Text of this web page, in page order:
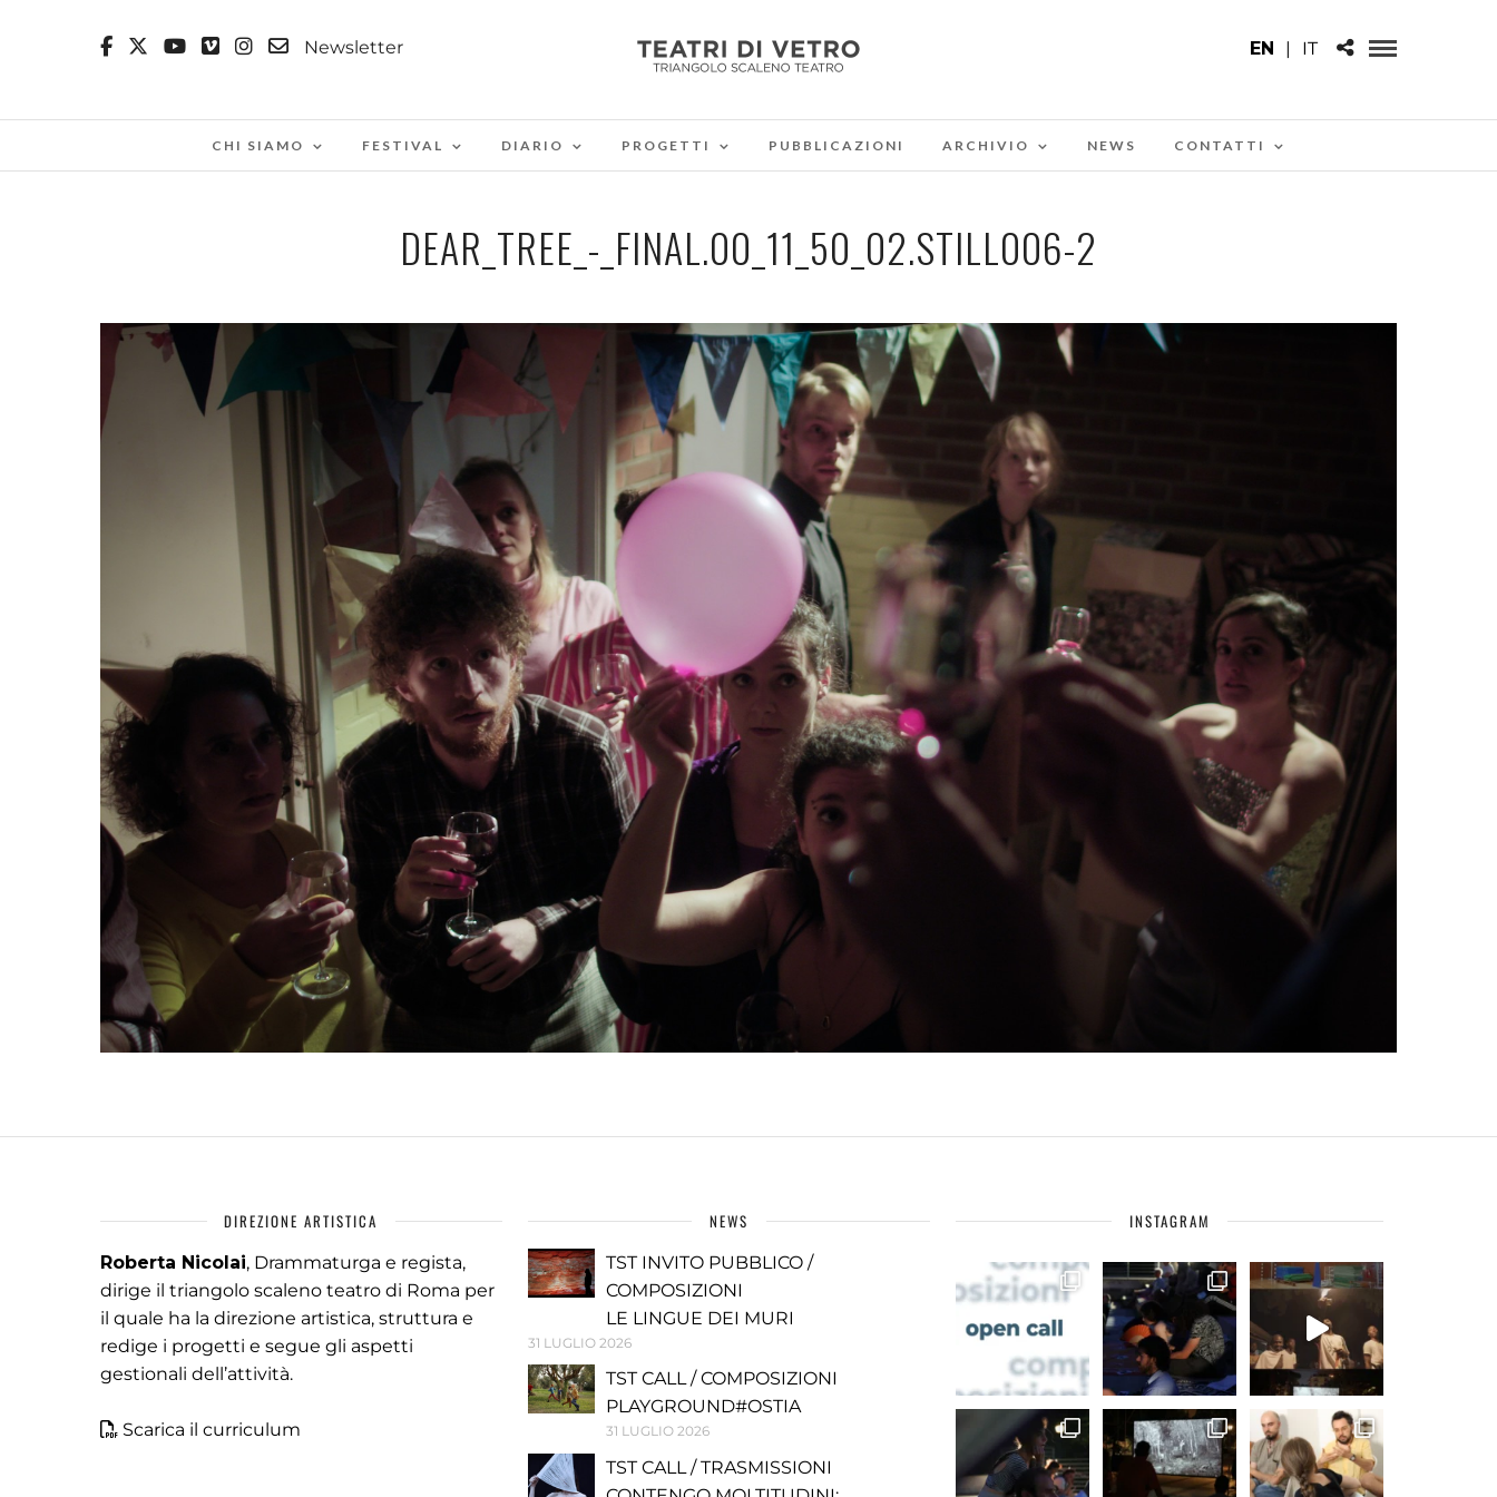
Newsletter EN | IT
CHI SIAMO FESTIVAL DIARIO PROGETTI PUBBLICAZIONI ARCHIVIO NEWS CONTATTI
DEAR_TREE_-_FINAL.00_11_50_02.STILL006-2
DIREZIONE ARTISTICA
Roberta Nicolai, Drammaturga e regista,
dirige il triangolo scaleno teatro di Roma per
il quale ha la direzione artistica, struttura e
redige i progetti e segue gli aspetti
gestionali dell’attività.
Scarica il curriculum
NEWS
TST INVITO PUBBLICO /
COMPOSIZIONI
LE LINGUE DEI MURI
31 LUGLIO 2026
TST CALL / COMPOSIZIONI
PLAYGROUND#OSTIA
31 LUGLIO 2026
TST CALL / TRASMISSIONI
INSTAGRAM